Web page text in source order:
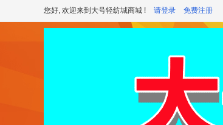
您好, 欢迎来到大号轻纺城商城 ! 请登录 免费注册